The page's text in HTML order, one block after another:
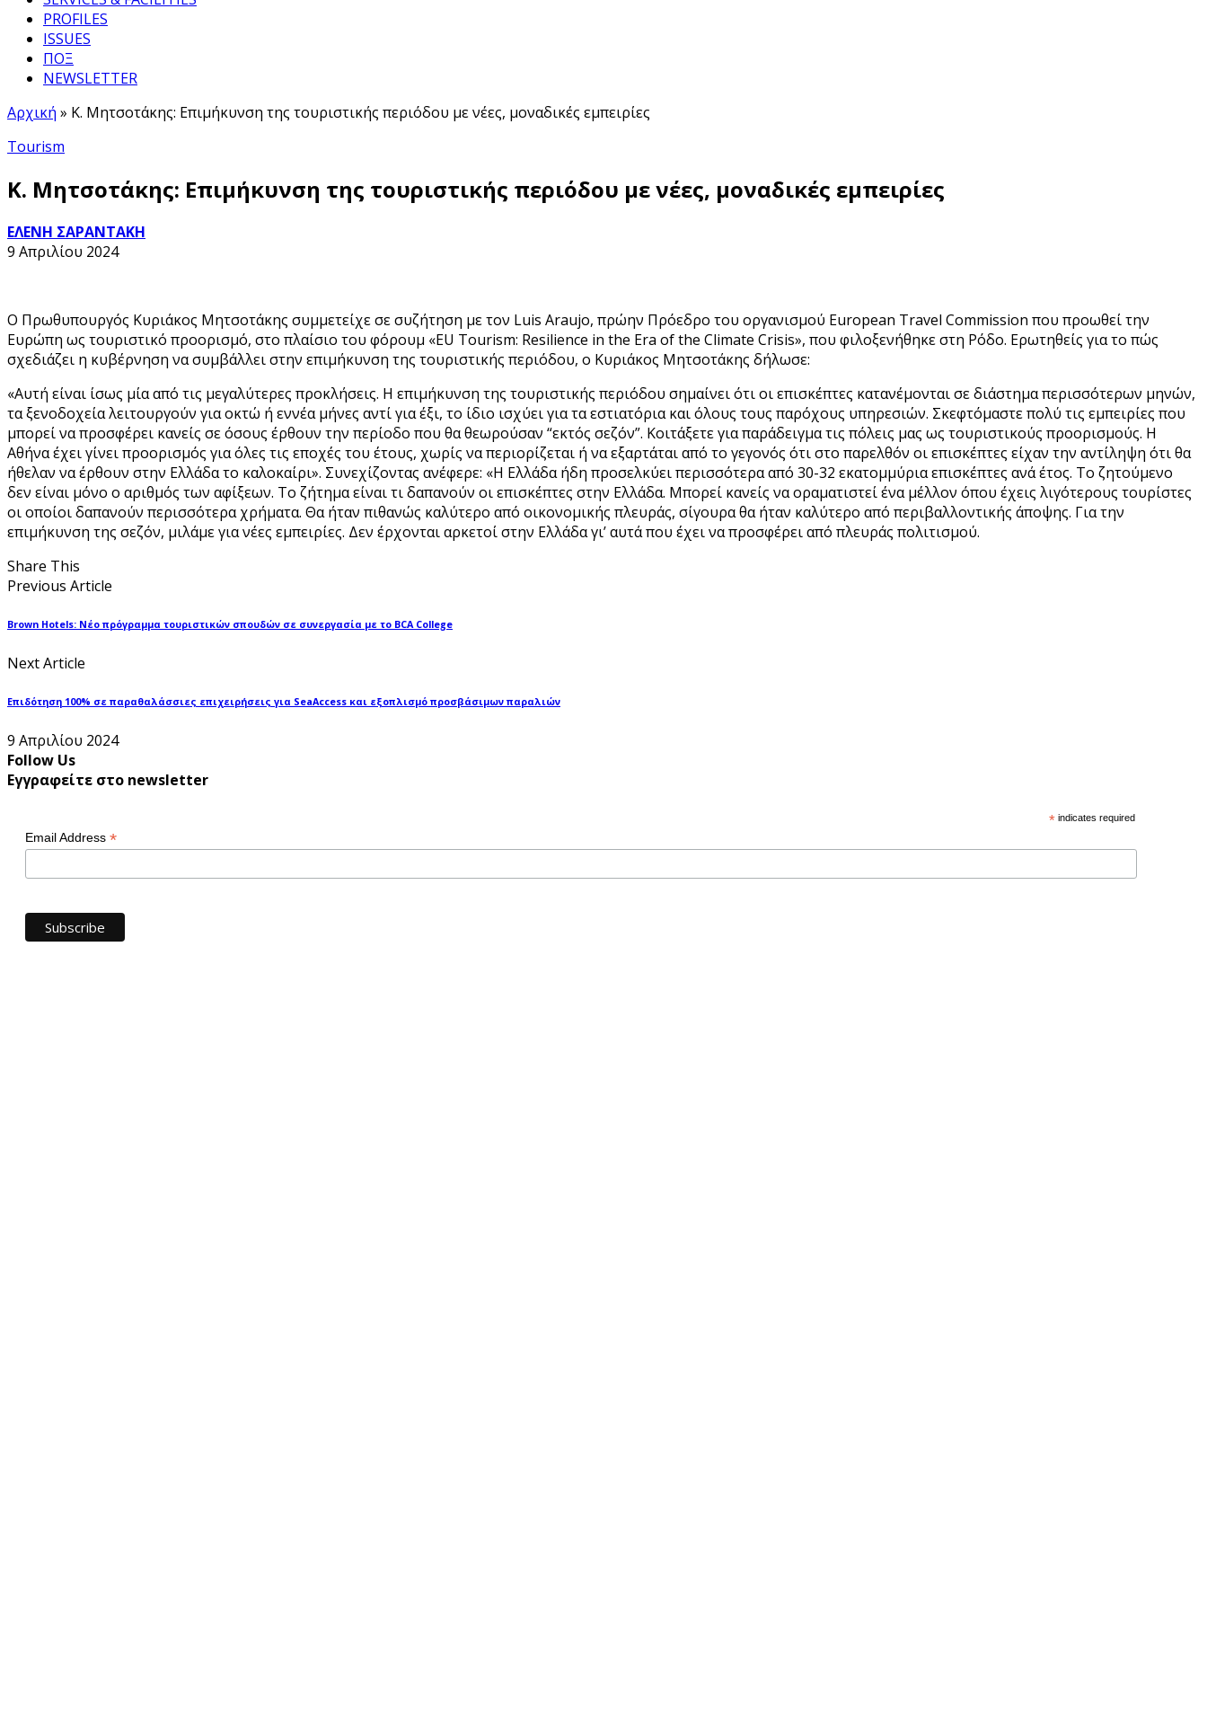
PROFILES
ISSUES
ΠΟΞ
NEWSLETTER
Αρχική » Κ. Μητσοτάκης: Επιμήκυνση της τουριστικής περιόδου με νέες, μοναδικές εμπειρίες
Tourism
Κ. Μητσοτάκης: Επιμήκυνση της τουριστικής περιόδου με νέες, μοναδικές εμπειρίες
ΕΛΕΝΗ ΣΑΡΑΝΤΑΚΗ
9 Απριλίου 2024
Ο Πρωθυπουργός Κυριάκος Μητσοτάκης συμμετείχε σε συζήτηση με τον Luis Araujo, πρώην Πρόεδρο του οργανισμού European Travel Commission που προωθεί την
Ευρώπη ως τουριστικό προορισμό, στο πλαίσιο του φόρουμ «EU Tourism: Resilience in the Era of the Climate Crisis», που φιλοξενήθηκε στη Ρόδο. Ερωτηθείς για το πώς
σχεδιάζει η κυβέρνηση να συμβάλλει στην επιμήκυνση της τουριστικής περιόδου, ο Κυριάκος Μητσοτάκης δήλωσε:
«Αυτή είναι ίσως μία από τις μεγαλύτερες προκλήσεις. Η επιμήκυνση της τουριστικής περιόδου σημαίνει ότι οι επισκέπτες κατανέμονται σε διάστημα περισσότερων μηνών,
τα ξενοδοχεία λειτουργούν για οκτώ ή εννέα μήνες αντί για έξι, το ίδιο ισχύει για τα εστιατόρια και όλους τους παρόχους υπηρεσιών. Σκεφτόμαστε πολύ τις εμπειρίες που
μπορεί να προσφέρει κανείς σε όσους έρθουν την περίοδο που θα θεωρούσαν “εκτός σεζόν”. Κοιτάξετε για παράδειγμα τις πόλεις μας ως τουριστικούς προορισμούς. Η
Αθήνα έχει γίνει προορισμός για όλες τις εποχές του έτους, χωρίς να περιορίζεται ή να εξαρτάται από το γεγονός ότι στο παρελθόν οι επισκέπτες είχαν την αντίληψη ότι θα
ήθελαν να έρθουν στην Ελλάδα το καλοκαίρι». Συνεχίζοντας ανέφερε: «Η Ελλάδα ήδη προσελκύει περισσότερα από 30-32 εκατομμύρια επισκέπτες ανά έτος. Το ζητούμενο
δεν είναι μόνο ο αριθμός των αφίξεων. Το ζήτημα είναι τι δαπανούν οι επισκέπτες στην Ελλάδα. Μπορεί κανείς να οραματιστεί ένα μέλλον όπου έχεις λιγότερους τουρίστες
οι οποίοι δαπανούν περισσότερα χρήματα. Θα ήταν πιθανώς καλύτερο από οικονομικής πλευράς, σίγουρα θα ήταν καλύτερο από περιβαλλοντικής άποψης. Για την
επιμήκυνση της σεζόν, μιλάμε για νέες εμπειρίες. Δεν έρχονται αρκετοί στην Ελλάδα γι’ αυτά που έχει να προσφέρει από πλευράς πολιτισμού.
Share This
Previous Article
Brown Hotels: Νέο πρόγραμμα τουριστικών σπουδών σε συνεργασία με το BCA College
Next Article
Επιδότηση 100% σε παραθαλάσσιες επιχειρήσεις για SeaAccess και εξοπλισμό προσβάσιμων παραλιών
9 Απριλίου 2024
Follow Us
Εγγραφείτε στο newsletter
* indicates required
Email Address *